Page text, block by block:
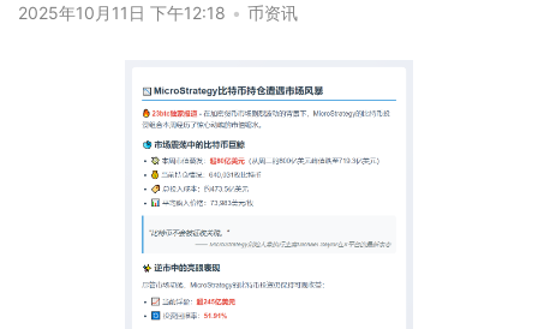
2025年10月11日 下午12:18 • 币资讯